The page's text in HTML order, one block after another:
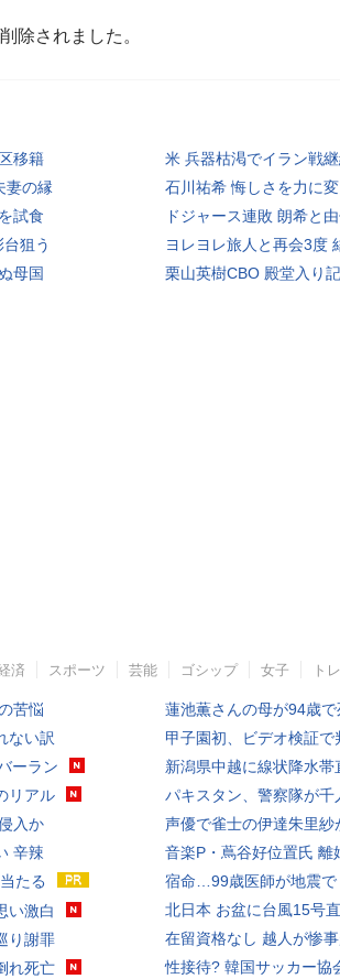
除されました。
移籍
米 兵器枯渇でイラン戦
妻の縁
石川祐希 悔しさを力に
試食
ドジャース連敗 朗希と
狙う
ヨレヨレ旅人と再会3度
母国
栗山英樹CBO 殿堂入り
済 スポーツ 芸能 ゴシップ 女子 ト
苦悩
ない訳
ーラン
リアル
入か
辛辣
たる
い激白
り謝罪
れ死亡
蓮池薫さんの母が94歳で
甲子園初、ビデオ検証で
新潟県中越に線状降水帯
パキスタン、警察隊が千
声優で雀士の伊達朱里紗
音楽P・蔦谷好位置氏 離
宿命…99歳医師が地震で
北日本 お盆に台風15号
在留資格なし 越人が惨
性接待? 韓国サッカー協